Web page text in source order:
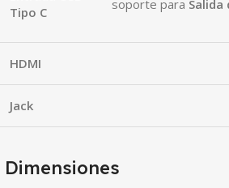
Tipo C
soporte para Salida
HDMI
Jack
Dimensiones